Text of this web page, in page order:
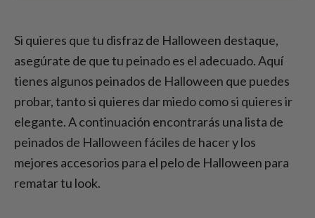
Peinados de Halloween fáciles para una
transformación rápida
Accesorios de Halloween para completar el
look
Consejos para conseguir el peinado de
Halloween perfecto
Si quieres que tu disfraz de Halloween destaque,
asegúrate de que tu peinado es el adecuado. Aquí
tienes algunos peinados de Halloween que puedes
probar, tanto si quieres dar miedo como si quieres ir
elegante. A continuación encontrarás una lista de
peinados de Halloween fáciles de hacer y los
mejores accesorios para el pelo de Halloween para
rematar tu look.